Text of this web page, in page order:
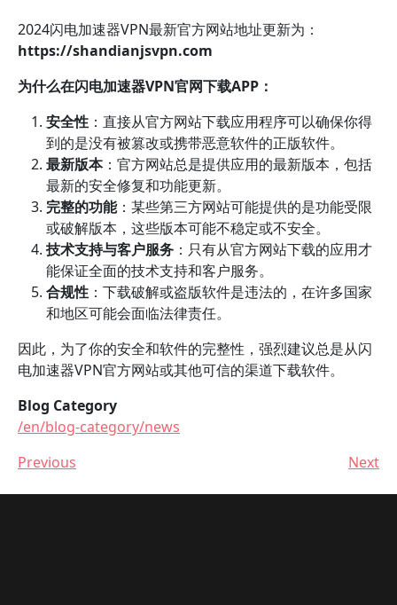
2024闪电加速器VPN最新官方网站地址更新为：
https://shandianjsvpn.com
为什么在闪电加速器VPN官网下载APP：
安全性 ：直接从官方网站下载应用程序可以确保你得
到的是没有被篡改或携带恶意软件的正版软件。
最新版本：官方网站总是提供应用的最新版本，包括
最新的安全修复和功能更新。
完整的功能：某些第三方网站可能提供的是功能受限
或破解版本，这些版本可能不稳定或不安全。
技术支持与客户服务 ：只有从官方网站下载的应用才
能保证全面的技术支持和客户服务。
合规性 ：下载破解或盗版软件是违法的，在许多国家
和地区可能会面临法律责任。
因此，为了你的安全和软件的完整性，强烈建议总是从闪
电加速器VPN官方网站或其他可信的渠道下载软件。
Blog Category
/en/blog-category/news
Previous
Next